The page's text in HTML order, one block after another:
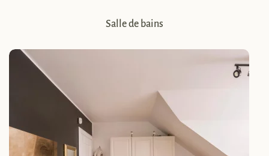
Salle de bains